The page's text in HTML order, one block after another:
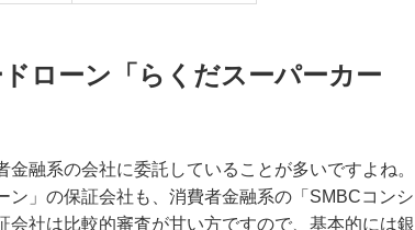
ローン「らくだスーパーカー
融系の会社に委託していることが多いですよね。
」の保証会社も、消費者金融系の「SMBCコンシ
社は比較的審査が甘い方ですので、基本的には銀